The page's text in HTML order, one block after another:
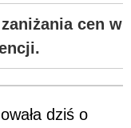
cen w
dziś o